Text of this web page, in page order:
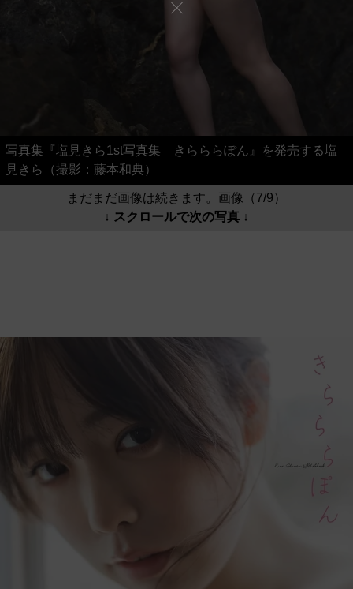
写真集『塩見きら1st写真集 きらららぽん』を発売する塩
見きら（撮影：藤本和典）
まだまだ画像は続きます。画像（7/9）
↓ スクロールで次の写真 ↓